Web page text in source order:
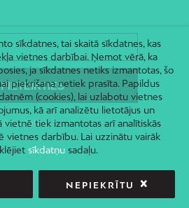
sīkdatnes, tai skaitā sīkdatnes, kas
vietnes darbībai. Ņemot vērā, ka
ja sīkdatnes netiks izmantotas, šo
piekrišana netiek prasīta. Papildus
(cookies), lai uzlabotu vietnes
kā arī analizētu lietotājus un
vietnē tiek izmantotas arī analītiskās
vietnes darbību. Lai uzzinātu vairāk
sīkdatņusadaļu.
NEPIEKRĪTU